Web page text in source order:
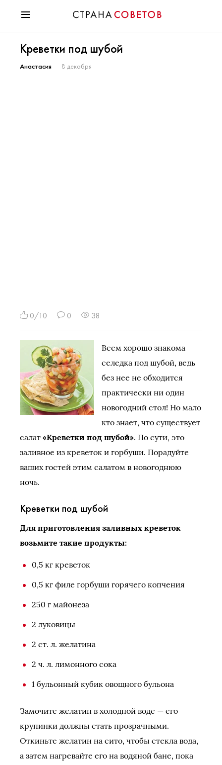
Мода
Звезды
Креветки под шубой
Анастасия 8 декабря
0/10 0 38
Всем хорошо знакома
селедка под шубой, ведь
без нее не обходится
практически ни один
новогодний стол! Но мало
кто знает, что существует
салат «Креветки под шубой». По сути, это
заливное из креветок и горбуши. Порадуйте
ваших гостей этим салатом в новогоднюю
ночь.
Креветки под шубой
Для приготовления заливных креветок
возьмите такие продукты:
0,5 кг креветок
0,5 кг филе горбуши горячего копчения
250 г майонеза
2 луковицы
2 ст. л. желатина
2 ч. л. лимонного сока
1 бульонный кубик овощного бульона
Замочите желатин в холодной воде — его
крупинки должны стать прозрачными.
Откиньте желатин на сито, чтобы стекла вода,
а затем нагревайте его на водяной бане, пока